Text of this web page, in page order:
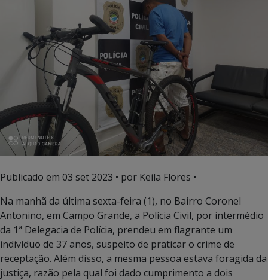
Publicado em 03 set 2023 • por Keila Flores •
Na manhã da última sexta-feira (1), no Bairro Coronel
Antonino, em Campo Grande, a Polícia Civil, por intermédio
da 1ª Delegacia de Polícia, prendeu em flagrante um
indivíduo de 37 anos, suspeito de praticar o crime de
receptação. Além disso, a mesma pessoa estava foragida da
justiça, razão pela qual foi dado cumprimento a dois